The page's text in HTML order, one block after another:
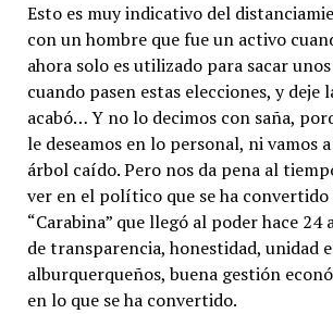
Esto es muy indicativo del
con un hombre que fue un activo
ahora solo es utilizado para sacar
cuando pasen estas elecciones, y deje
acabó… Y no lo decimos con saña,
le deseamos en lo personal, ni vamos
árbol caído. Pero nos da pena al
ver en el político que se ha convertido
“Carabina” que llegó al poder hace 24
de transparencia, honestidad, unidad
alburquerqueños, buena gestión
en lo que se ha convertido.